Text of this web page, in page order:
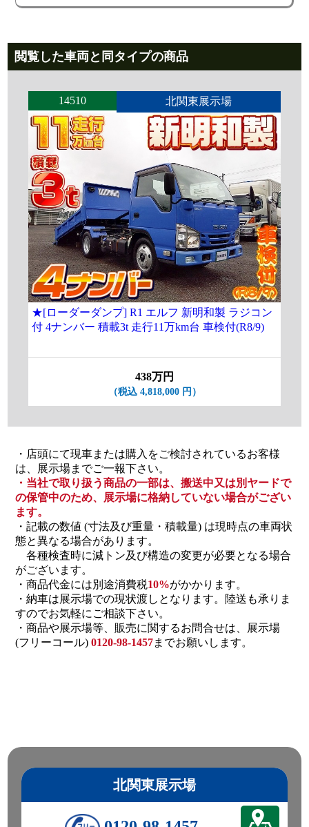
閲覧した車両と同タイプの商品
14510 北関東展示場
★[ローダーダンプ] R1 エルフ 新明和製 ラジコン
付 4ナンバー 積載3t 走行11万km台 車検付(R8/9)
438万円
（税込 4,818,000 円）
・店頭にて現車または購入をご検討されているお客様
は、展示場までご一報下さい。
・当社で取り扱う商品の一部は、搬送中又は別ヤードで
の保管中のため、展示場に格納していない場合がござい
ます。
・記載の数値 (寸法及び重量・積載量) は現時点の車両状
態と異なる場合があります。
各種検査時に減トン及び構造の変更が必要となる場合
がございます。
・商品代金には別途消費税10%がかかります。
・納車は展示場での現状渡しとなります。陸送も承りま
すのでお気軽にご相談下さい。
・商品や展示場等、販売に関するお問合せは、展示場
(フリーコール) 0120-98-1457までお願いします。
北関東展示場